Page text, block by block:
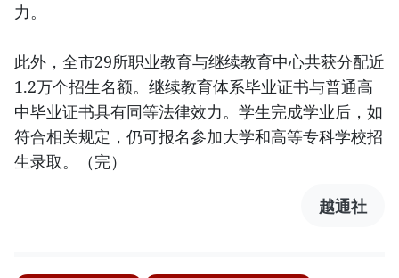
力。
此外，全市29所职业教育与继续教育中心共获分配近
1.2万个招生名额。继续教育体系毕业证书与普通高
中毕业证书具有同等法律效力。学生完成学业后，如
符合相关规定，仍可报名参加大学和高等专科学校招
生录取。（完）
越通社